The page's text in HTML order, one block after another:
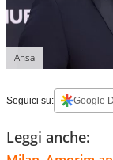
Ansa
Seguici su: Google
Leggi anche: